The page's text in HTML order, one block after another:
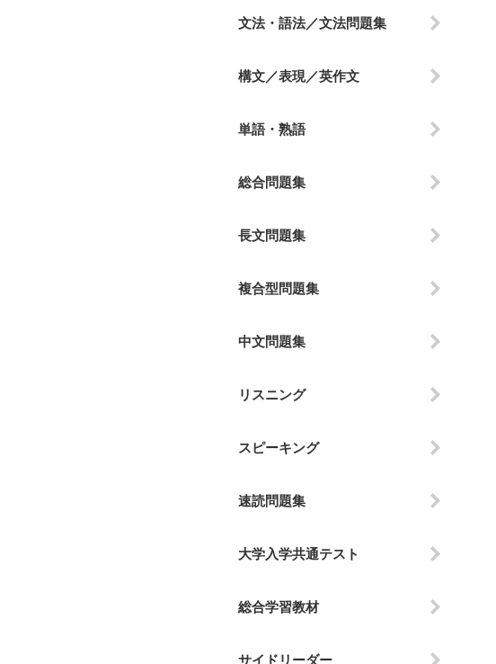
文法・語法／文法問題集
構文／表現／英作文
単語・熟語
総合問題集
長文問題集
複合型問題集
中文問題集
リスニング
スピーキング
速読問題集
大学入学共通テスト
総合学習教材
サイドリーダー